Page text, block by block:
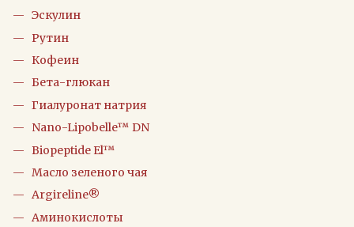
Эскулин
Рутин
Кофеин
Бета-глюкан
Гиалуронат натрия
Nano-Lipobelle™ DN
Biopeptide El™
Масло зеленого чая
Argireline®
Аминокислоты